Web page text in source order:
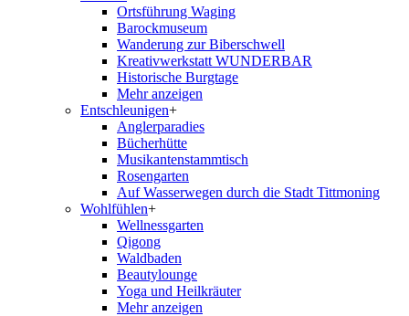
Ortsführung Waging
Barockmuseum
Wanderung zur Biberschwell
Kreativwerkstatt WUNDERBAR
Historische Burgtage
Mehr anzeigen
Entschleunigen+
Anglerparadies
Bücherhütte
Musikantenstammtisch
Rosengarten
Auf Wasserwegen durch die Stadt Tittmoning
Wohlfühlen+
Wellnessgarten
Qigong
Waldbaden
Beautylounge
Yoga und Heilkräuter
Mehr anzeigen